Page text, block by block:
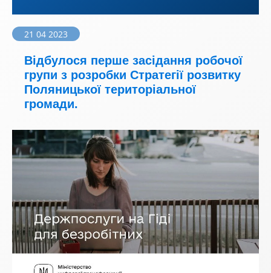
21 04 2023
Відбулося перше засідання робочої
групи з розробки Стратегії розвитку
Поляницької територіальної
громади.